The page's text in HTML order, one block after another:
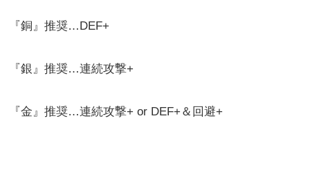
『銅』推奨…DEF+
『銀』推奨…連続攻撃+
『金』推奨…連続攻撃+ or DEF+＆回避+